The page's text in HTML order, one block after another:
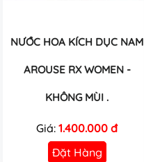
NƯỚC HOA KÍCH DỤC NAM
AROUSE RX WOMEN -
KHÔNG MÙI .
Giá: 1.400.000 đ
Đặt Hàng